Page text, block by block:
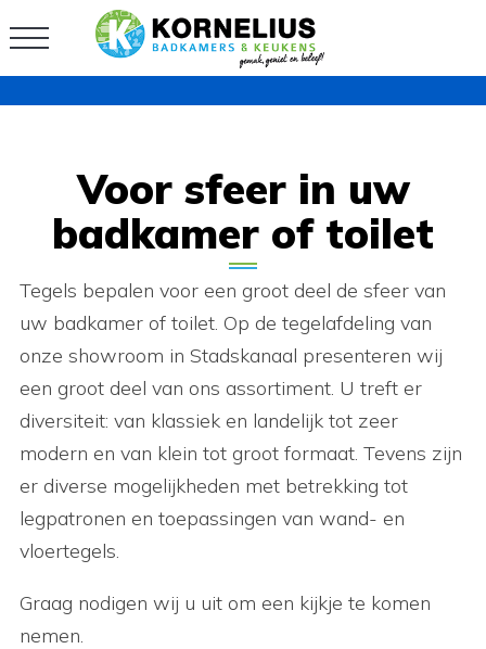
Voor sfeer in uw
badkamer of toilet
Tegels bepalen voor een groot deel de sfeer van
uw badkamer of toilet. Op de tegelafdeling van
onze showroom in Stadskanaal presenteren wij
een groot deel van ons assortiment. U treft er
diversiteit: van klassiek en landelijk tot zeer
modern en van klein tot groot formaat. Tevens zijn
er diverse mogelijkheden met betrekking tot
legpatronen en toepassingen van wand- en
vloertegels.
Graag nodigen wij u uit om een kijkje te komen
nemen.